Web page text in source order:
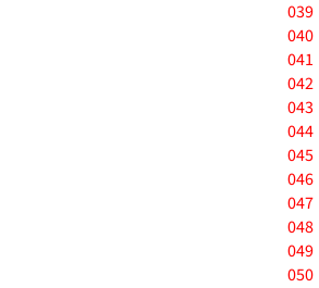
039
040
041
042
043
044
045
046
047
048
049
050